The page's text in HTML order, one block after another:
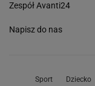
Zespół Avanti24
Napisz do nas
Sport Dziecko